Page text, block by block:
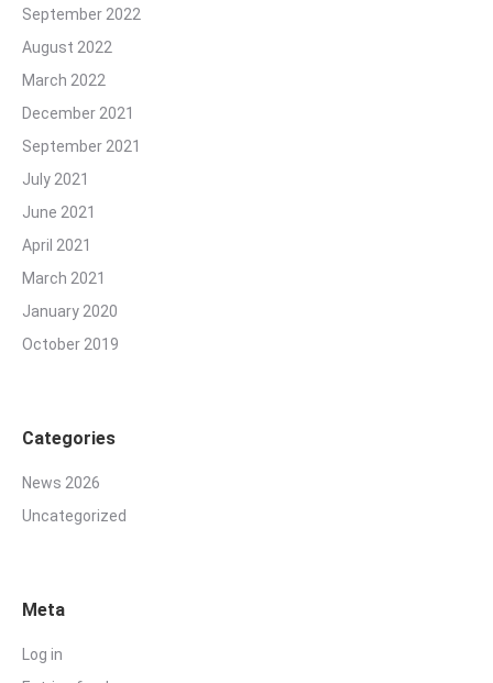
September 2022
August 2022
March 2022
December 2021
September 2021
July 2021
June 2021
April 2021
March 2021
January 2020
October 2019
Categories
News 2026
Uncategorized
Meta
Log in